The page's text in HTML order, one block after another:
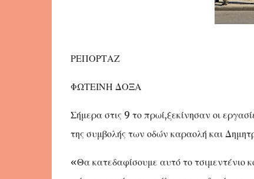
ΡΕΠΟΡΤΑΖ
ΦΩΤΕΙΝΗ ΔΟΞΑ
Σήμερα στις 9 το πρωί,ξεκίνησαν οι
της συμβολής των οδών καραολή και
«Θα κατεδαφίσουμε αυτό το τσιμεντένιο